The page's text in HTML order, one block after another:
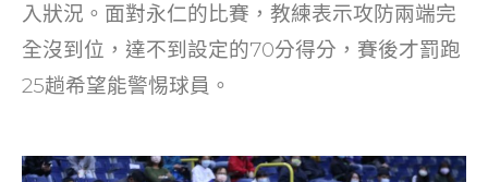
入狀況。面對永仁的比賽，教練表示攻防兩端完
全沒到位，達不到設定的70分得分，賽後才罰跑
25趟希望能警惕球員。